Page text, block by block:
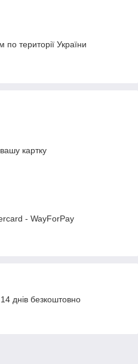
території України
картку
- WayForPay
днів безкоштовно